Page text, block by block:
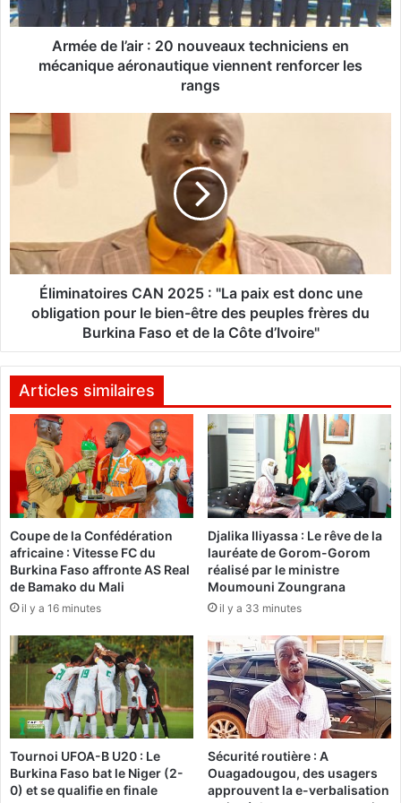
l
’
:
2
0
e
c
n
s
e
n
m
é
c
i
u
a
é
r
o
Armée de l’air : 20 nouveaux techniciens en
mécanique aéronautique viennent renforcer les
rangs
É
l
t
o
C
2
"
L
a
p
a
i
s
d
o
n
c
u
n
Éliminatoires CAN 2025 : "La paix est donc une
obligation pour le bien-être des peuples frères du
Burkina Faso et de la Côte d’Ivoire"
Articles similaires
Coupe de la Confédération
africaine : Vitesse FC du
Burkina Faso affronte AS Real
de Bamako du Mali
il y a 16 minutes
Djalika Iliyassa : Le rêve de la
lauréate de Gorom-Gorom
réalisé par le ministre
Moumouni Zoungrana
il y a 33 minutes
Tournoi UFOA-B U20 : Le
Burkina Faso bat le Niger (2-
0) et se qualifie en finale
Sécurité routière : A
Ouagadougou, des usagers
approuvent la e-verbalisation